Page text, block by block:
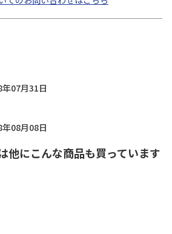
07月31日
08月08日
他にこんな商品も買っています